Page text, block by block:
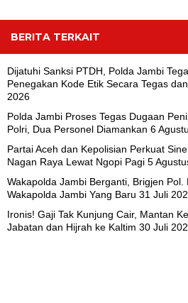
BERITA TERKAIT
Dijatuhi Sanksi PTDH, Polda Jambi
Penegakan Kode Etik Secara Tegas
2026
Polda Jambi Proses Tegas Dugaan
Polri, Dua Personel Diamankan 6
Partai Aceh dan Kepolisian Perkuat
Nagan Raya Lewat Ngopi Pagi 5
Wakapolda Jambi Berganti, Brigjen Pol.
Wakapolda Jambi Yang Baru 31 Juli
Ironis! Gaji Tak Kunjung Cair, Mantan
Jabatan dan Hijrah ke Kaltim 30 Juli